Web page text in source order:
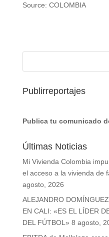
Source: COLOMBIA
Publirreportajes
Publica tu comunicado
Últimas Noticias
Mi Vivienda Colombia
el acceso a la vivienda de
agosto, 2026
ALEJANDRO
EN CALI: «ES EL LÍDER
DEL FÚTBOL» 8 agosto,